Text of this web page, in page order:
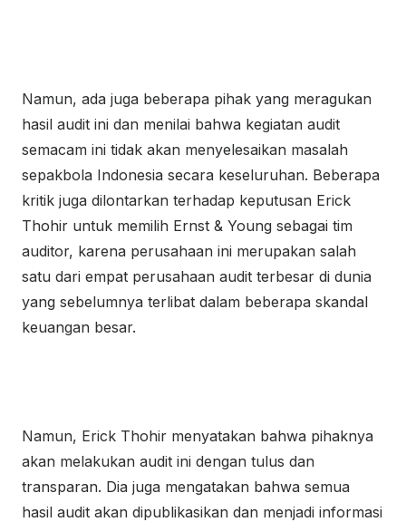
Namun, ada juga beberapa pihak yang meragukan
hasil audit ini dan menilai bahwa kegiatan audit
semacam ini tidak akan menyelesaikan masalah
sepakbola Indonesia secara keseluruhan. Beberapa
kritik juga dilontarkan terhadap keputusan Erick
Thohir untuk memilih Ernst & Young sebagai tim
auditor, karena perusahaan ini merupakan salah
satu dari empat perusahaan audit terbesar di dunia
yang sebelumnya terlibat dalam beberapa skandal
keuangan besar.
Namun, Erick Thohir menyatakan bahwa pihaknya
akan melakukan audit ini dengan tulus dan
transparan. Dia juga mengatakan bahwa semua
hasil audit akan dipublikasikan dan menjadi informasi